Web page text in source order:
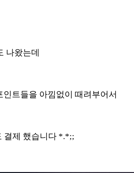
나왔는데
인트들을 아낌없이 때려부어서
결제 했습니다 *.*;;